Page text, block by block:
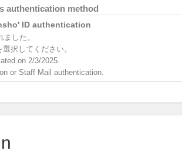
authentication method
ID authentication
した。
択してください。
on 2/3/2025.
or Staff Mail authentication.